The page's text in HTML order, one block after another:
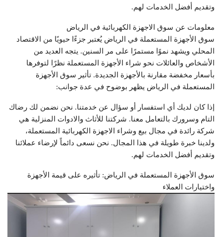
وتقديم أفضل الخدمات لهم.
معلومات عن سوق الاجهزة الكهربائية في الرياض
سوق الأجهزة المستعملة في الرياض يُعتبر جزءًا حيويًا من الاقتصاد
المحلي ويشهد نموًا مستمرًا على مر السنين. يتجه العديد من
الأشخاص والعائلات نحو شراء الأجهزة المستعملة نظرًا لتوفرها
بأسعار مخفضة مقارنة بالأجهزة الجديدة. تأثير سوق الأجهزة
المستعملة في الرياض يظهر بوضوح في عدة جوانب:
إذا كان لديك أي استفسار أو سؤال عن خدمتنا. نحن نضمن لك رضاك
التام وسرورك بالتعامل معنا. شركتنا للأثاث والادوات المنزلية هي
شركة رائدة في مجال بيع وشراء الاجهزة الكهربائية المستعملة،
ولدينا خبرة طويلة في هذا المجال. نحن نسعى دائماً لإرضاء عملائنا
وتقديم أفضل الخدمات لهم.
سوق الأجهزة المستعملة في الرياض: تأثيره على قيمة الأجهزة
واختيارات العملاء